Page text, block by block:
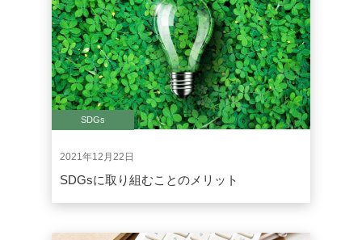
SDGs
2021年12月22日
SDGsに取り組むことのメリット